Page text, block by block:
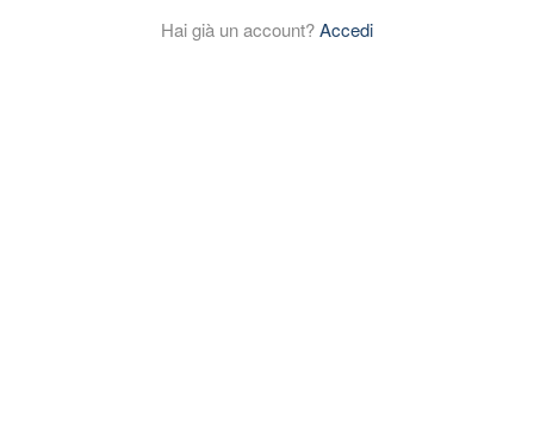
Hai già un account?Accedi